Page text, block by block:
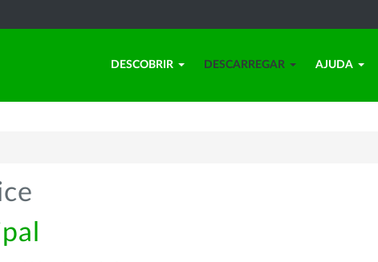
DESCOBRIR DESCARREGAR AJUDA